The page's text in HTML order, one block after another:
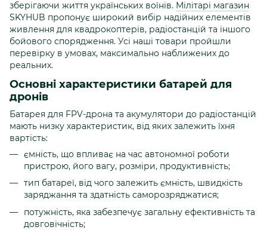
зберігаючи життя українських воїнів. Мілітарі магазин
SKYHUB пропонує широкий вибір надійних елементів
живлення для квадрокоптерів, радіостанцій та іншого
бойового спорядження. Усі наші товари пройшли
перевірку в умовах, максимально наближених до
реальних.
Основні характеристики батарей для
дронів
Батарея для FPV-дрона та акумулятори до радіостанцій
мають низку характеристик, від яких залежить їхня
вартість:
ємність, що впливає на час автономної роботи
пристрою, його вагу, розміри, продуктивність;
тип батареї, від чого залежить ємність, швидкість
заряджання та здатність саморозряджатися;
потужність, яка забезпечує загальну ефективність та
довговічність;